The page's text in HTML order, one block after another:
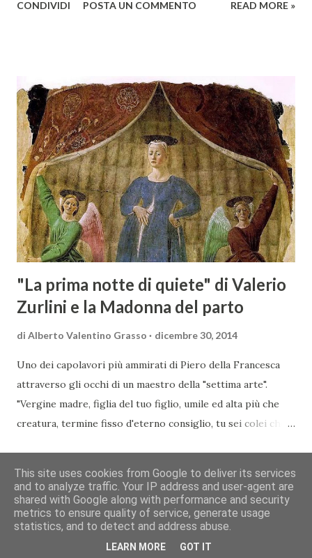
presso l’Hotel Regina di Vienna dalla società Wein & Kultur,
territorio maremmano: Consorzio Tutela Vini della
Maremma Toscana, del Montecucco e del Morellino di
Scansano. Scopo dell’iniziativa è stato quello di promuovere
le eccellenze vitivinicole della regione in Austria, un
mercato dove il potenziale di crescita è ancora molto alto,
assistendo i produttori nella creazione di contatti
commerciali con gli operatori locali. Gli organizzatori
dell’evento, Christian Bauer, austriaco ed esperto di vini e
conoscitore dei mercati di lingua tedes...
CONDIVIDI POSTA UN COMMENTO READ MORE »
"La prima notte di quiete" di Valerio
Zurlini e la Madonna del parto
di Alberto Valentino Grasso dicembre 30, 2014
Uno dei capolavori più ammirati di Piero della Francesca
attraverso gli occhi di un maestro della "settima arte".
"Vergine madre, figlia del tuo figlio, umile ed alta più che
creatura, termine fisso d'eterno consiglio, tu sei colei che
Maria a Momentana, isolata in mezzo al verde delle pendici
collinari di Monterchi, Piero della Francesca dipinse in soli
sette giorni uno dei suoi più noti e ammirati capolavori che
oggi richiama nella Val Tiberina visitatori da tutto il mondo.
CONDIVIDI POSTA UN COMMENTO READ MORE »
Chi siamoContattiCookiePrivacyCopyright&Disclaimer
© 2013 You Wine Magazine | Rivista Culturale (art. 28 L.69/63)
This site uses cookies from Google to deliver its services
and to analyze traffic. Your IP address and user-agent are
shared with Google along with performance and security
metrics to ensure quality of service, generate usage
statistics, and to detect and address abuse.
LEARN MORE GOT IT